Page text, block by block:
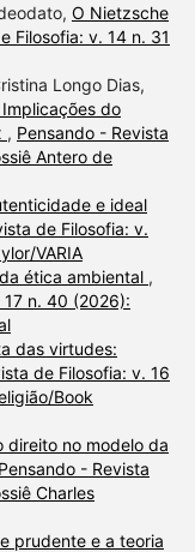
O Nietzsche
Filosofia: v. 14 n. 31
Longo Dias,
do
, Pensando - Revista
Antero de
e ideal
de Filosofia: v.
VARIA
ética ambiental ,
17 n. 40 (2026):
das virtudes:
de Filosofia: v. 16
Book
direito no modelo da
Pensando - Revista
Charles
prudente e a teoria